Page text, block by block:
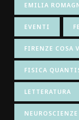
EMILIA
EVENTI
FIRENZE COSA
FISICA
LETTERATURA
NEUROSCIENZE